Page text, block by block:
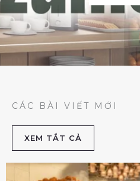
CÁC BÀI VIẾT MỚI
XEM TẮT CẢ